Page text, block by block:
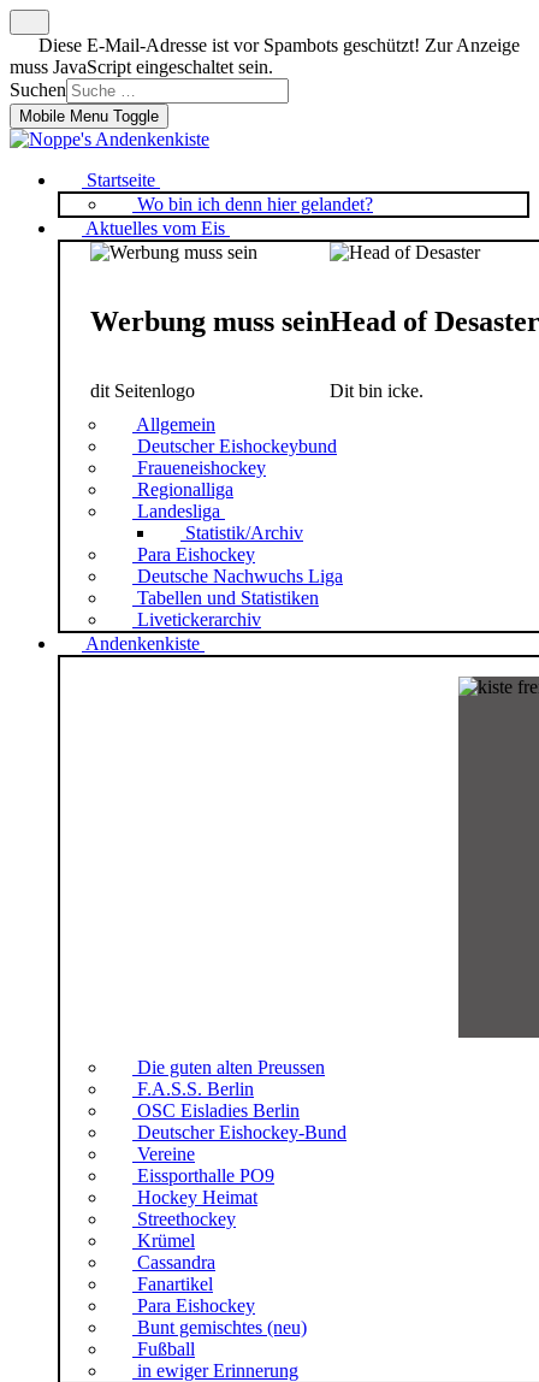
Diese E-Mail-Adresse ist vor Spambots geschützt! Zur Anzeige
muss JavaScript eingeschaltet sein.
Suchen
Mobile Menu Toggle
Startseite
Wo bin ich denn hier gelandet?
Aktuelles vom Eis
Werbung muss sein
dit Seitenlogo
Head of Desaster
Dit bin icke.
Allgemein
Deutscher Eishockeybund
Fraueneishockey
Regionalliga
Landesliga
Statistik/Archiv
Para Eishockey
Deutsche Nachwuchs Liga
Tabellen und Statistiken
Livetickerarchiv
Andenkenkiste
Die guten alten Preussen
F.A.S.S. Berlin
OSC Eisladies Berlin
Deutscher Eishockey-Bund
Vereine
Eissporthalle PO9
Hockey Heimat
Streethockey
Krümel
Cassandra
Fanartikel
Para Eishockey
Bunt gemischtes (neu)
Fußball
in ewiger Erinnerung